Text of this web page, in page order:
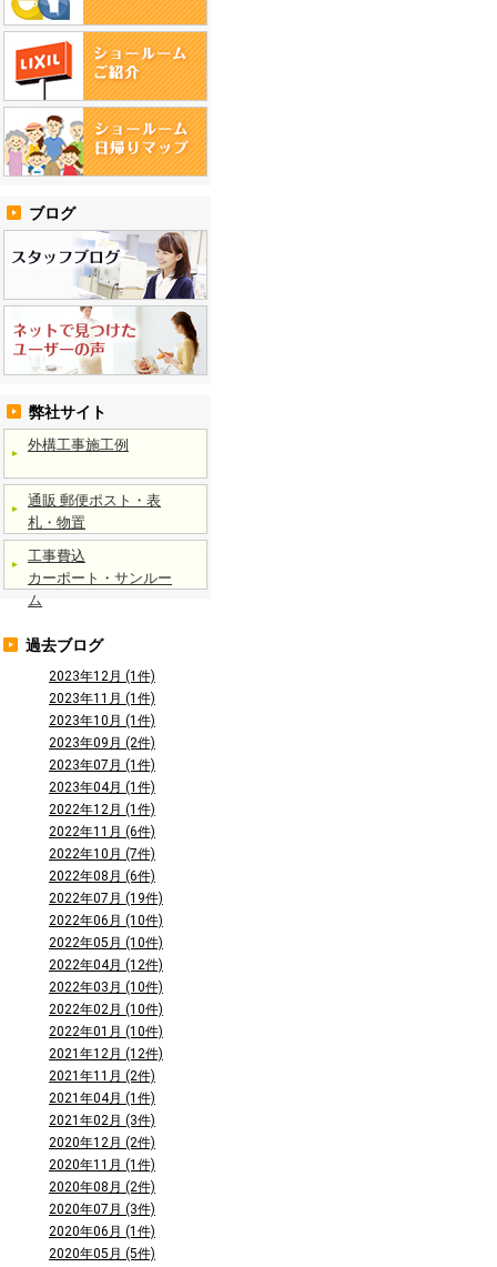
ブログ
弊社サイト
外構工事施工例
通販 郵便ポスト・表
札・物置
工事費込
カーポート・サンルー
ム
過去ブログ
2023年12月 (1件)
2023年11月 (1件)
2023年10月 (1件)
2023年09月 (2件)
2023年07月 (1件)
2023年04月 (1件)
2022年12月 (1件)
2022年11月 (6件)
2022年10月 (7件)
2022年08月 (6件)
2022年07月 (19件)
2022年06月 (10件)
2022年05月 (10件)
2022年04月 (12件)
2022年03月 (10件)
2022年02月 (10件)
2022年01月 (10件)
2021年12月 (12件)
2021年11月 (2件)
2021年04月 (1件)
2021年02月 (3件)
2020年12月 (2件)
2020年11月 (1件)
2020年08月 (2件)
2020年07月 (3件)
2020年06月 (1件)
2020年05月 (5件)